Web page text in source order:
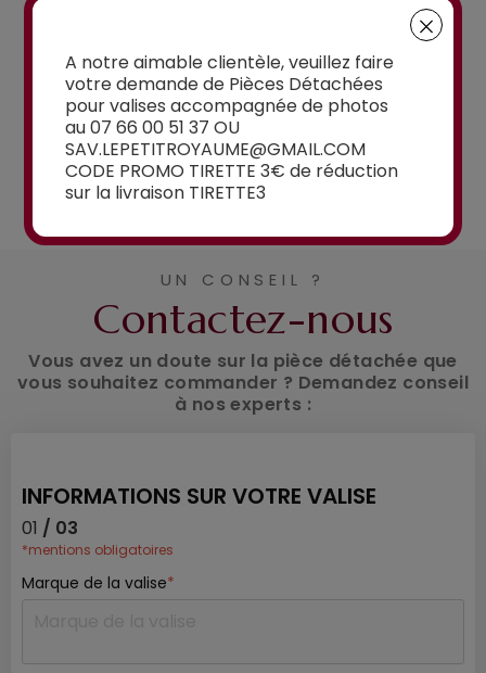
Voir la sélection
UN CONSEIL ?
Contactez-nous
Vous avez un doute sur la pièce détachée que
vous souhaitez commander ? Demandez conseil
à nos experts :
INFORMATIONS SUR VOTRE VALISE
01 / 03
*mentions obligatoires
Marque de la valise*
A notre aimable clientèle, veuillez faire
votre demande de Pièces Détachées
pour valises accompagnée de photos
au 07 66 00 51 37 OU
SAV.LEPETITROYAUME@GMAIL.COM
CODE PROMO TIRETTE 3€ de réduction
sur la livraison TIRETTE3